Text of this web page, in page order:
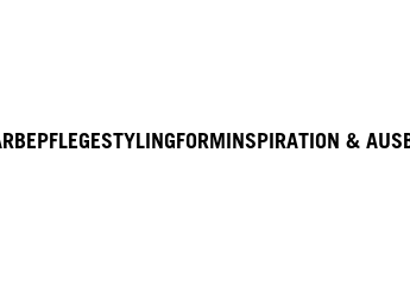
PFLEGESTYLINGFORMINSPIRATION &